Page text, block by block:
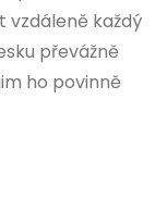
každý
převážně
ho povinně